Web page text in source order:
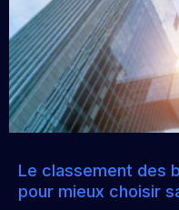
Le classement des
pour mieux choisir